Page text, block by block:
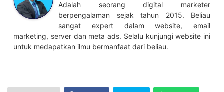
Adalah seorang digital marketer
berpengalaman sejak tahun 2015. Beliau
sangat expert dalam website, email
marketing, server dan meta ads. Selalu kunjungi website ini
untuk medapatkan ilmu bermanfaat dari beliau.